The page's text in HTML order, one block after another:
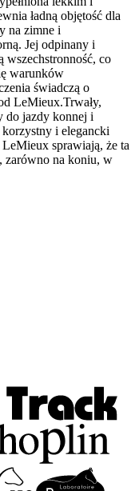
ładną objętość dla
na zimne i
Jej odpinany i
wszechstronność, co
warunków
świadczą o
LeMieux.Trwały,
do jazdy konnej i
i elegancki
sprawiają, że ta
zarówno na koniu, w